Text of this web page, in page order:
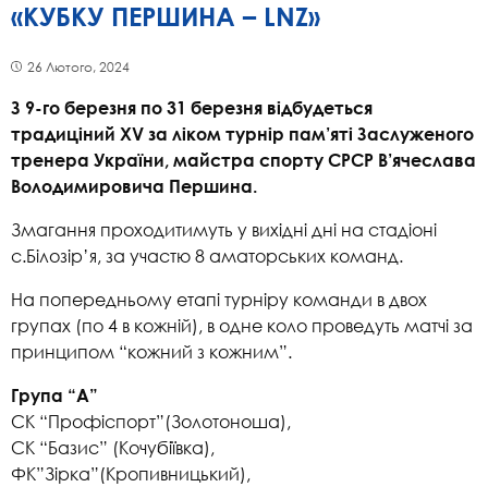
«КУБКУ ПЕРШИНА – LNZ»
26 Лютого, 2024
З 9-го березня по 31 березня відбудеться
традиціний XV за ліком турнір пам’яті Заслуженого
тренера України, майстра спорту СРСР В’ячеслава
Володимировича Першина.
Змагання проходитимуть у вихідні дні на стадіоні
с.Білозір’я, за участю 8 аматорських команд.
На попередньому етапі турніру команди в двох
групах (по 4 в кожній), в одне коло проведуть матчі за
принципом “кожний з кожним”.
Група “А”
СК “Профіспорт”(Золотоноша),
СК “Базис” (Кочубіївка),
ФК”Зірка”(Кропивницький),